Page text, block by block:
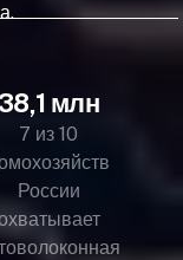
38,1 млн
7 из 10
России